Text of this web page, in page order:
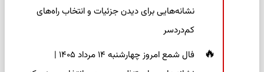
نشانه‌هایی برای دیدن جزئیات و انتخاب راه‌های
کم‌دردسر
فال شمع امروز چهارشنبه ۱۴ مرداد ۱۴۰۵ |